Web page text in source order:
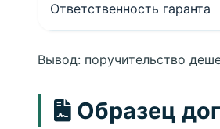
Ответственность гаранта
Вывод: поручительство
Образец